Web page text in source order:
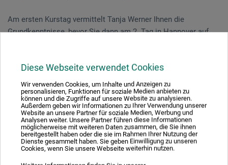
Diese Webseite verwendet Cookies
Wir verwenden Cookies, um Inhalte und Anzeigen zu
personalisieren, Funktionen für soziale Medien anbieten zu
können und die Zugriffe auf unsere Website zu analysieren.
Außerdem geben wir Informationen zu Ihrer Verwendung unserer
Website an unsere Partner für soziale Medien, Werbung und
Analysen weiter. Unsere Partner führen diese Informationen
möglicherweise mit weiteren Daten zusammen, die Sie ihnen
bereitgestellt haben oder die sie im Rahmen Ihrer Nutzung der
Dienste gesammelt haben. Sie geben Einwilligung zu unseren
Cookies, wenn Sie unsere Webseite weiterhin nutzen.
Am ersten Kurstag vermittelt Tanja Werner Ihnen die
Grundkenntnisse, bevor Sie dann am 2. Tag in Hannover auf
Vorkenntnisse sind nicht notwendig. Für alle, die sich schon
immer unterwegs dem Reisezeichnen widmen wollten!
Veranstaltungsdatum
03. - 04. Jul. 2026